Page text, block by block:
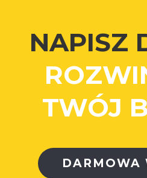
NAPISZ
TWÓJ
DARMOWA